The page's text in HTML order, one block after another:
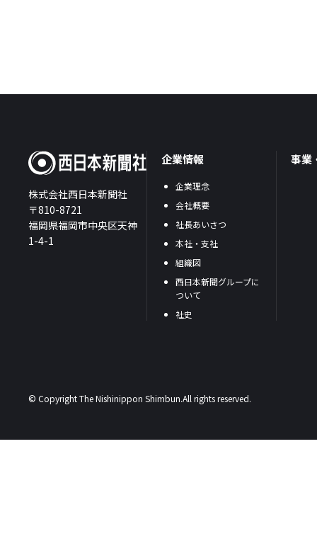
株式会社西日本新聞社
〒810-8721
福岡県福岡市中央区天神
1-4-1
企業情報
企業理念
会社概要
社長あいさつ
本社・支社
組織図
西日本新聞グループに
ついて
社史
事業
© Copyright The Nishinippon Shimbun.All rights reserved.